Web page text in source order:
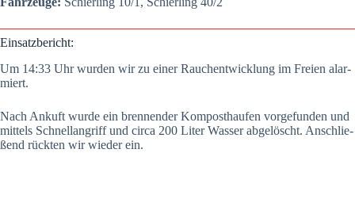
Ein­satz­be­richt:
Um 14:33 Uhr wur­den wir zu einer Rauch­ent­wick­lung im Frei­en alar­
miert.
Nach Ankuft wur­de ein bren­nen­der Kom­post­hau­fen vor­ge­fun­den und
mit­tels Schnell­an­griff und cir­ca 200 Liter Was­ser abge­löscht. Anschlie­
ßend rück­ten wir wie­der ein.